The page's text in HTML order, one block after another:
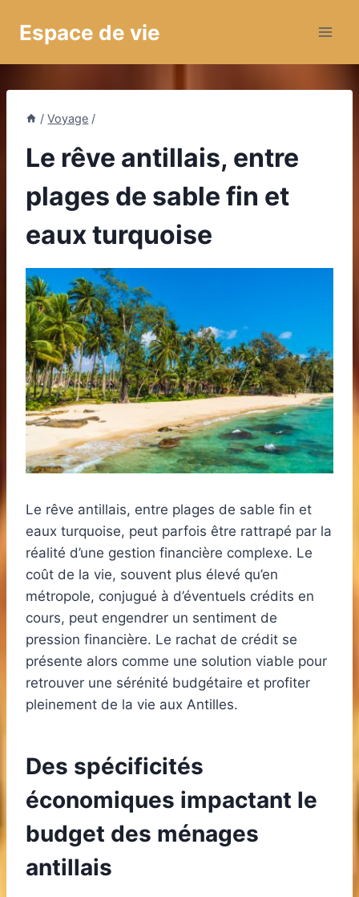
Espace de vie
/ Voyage /
Le rêve antillais, entre
plages de sable fin et
eaux turquoise
Le rêve antillais, entre plages de sable fin et
eaux turquoise, peut parfois être rattrapé par la
réalité d’une gestion financière complexe. Le
coût de la vie, souvent plus élevé qu’en
métropole, conjugué à d’éventuels crédits en
cours, peut engendrer un sentiment de
pression financière. Le rachat de crédit se
présente alors comme une solution viable pour
retrouver une sérénité budgétaire et profiter
pleinement de la vie aux Antilles.
Des spécificités
économiques impactant le
budget des ménages
antillais